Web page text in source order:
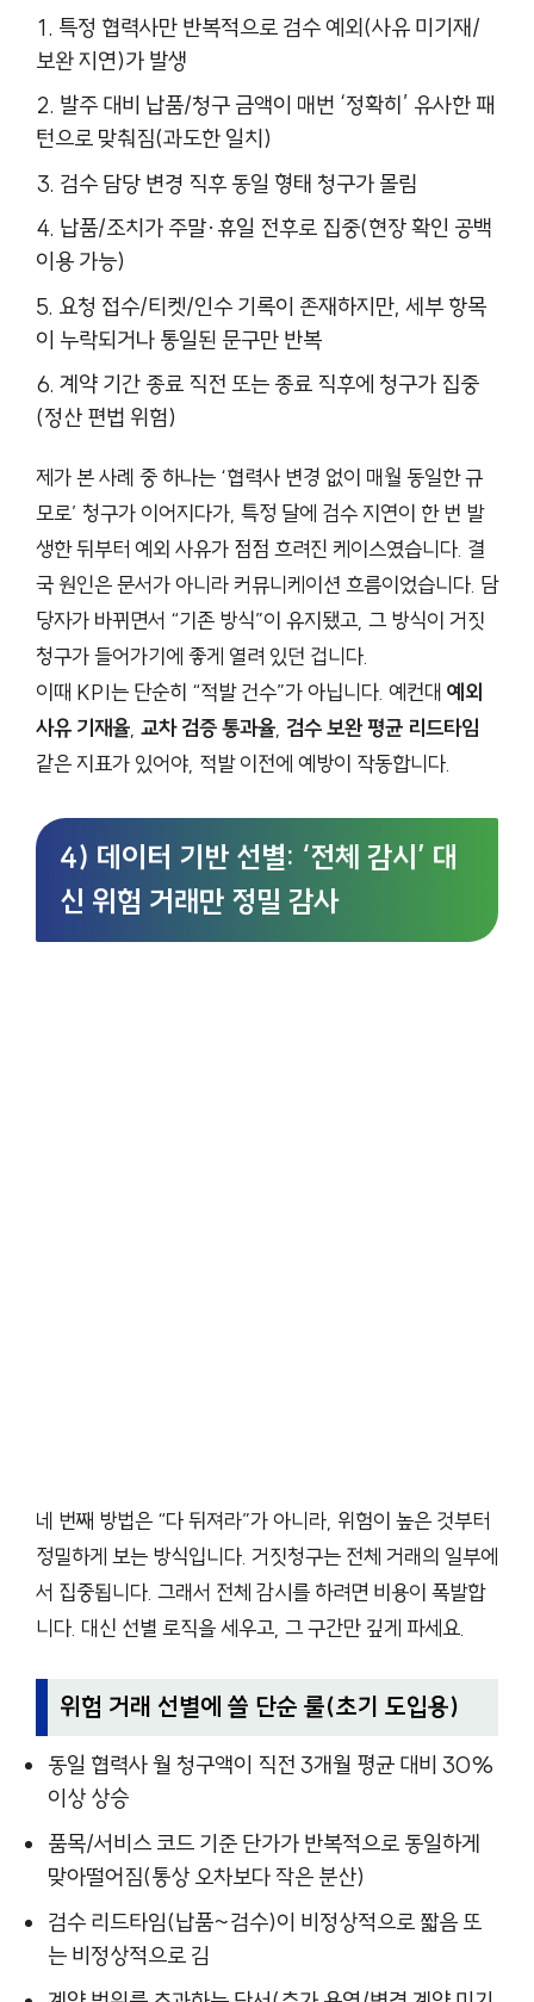
특정 협력사만 반복적으로 검수 예외(사유 미기재/
보완 지연)가 발생
발주 대비 납품/청구 금액이 매번 ‘정확히’ 유사한 패
턴으로 맞춰짐(과도한 일치)
검수 담당 변경 직후 동일 형태 청구가 몰림
납품/조치가 주말·휴일 전후로 집중(현장 확인 공백
이용 가능)
요청 접수/티켓/인수 기록이 존재하지만, 세부 항목
이 누락되거나 통일된 문구만 반복
계약 기간 종료 직전 또는 종료 직후에 청구가 집중
(정산 편법 위험)
제가 본 사례 중 하나는 ‘협력사 변경 없이 매월 동일한 규
모로’ 청구가 이어지다가, 특정 달에 검수 지연이 한 번 발
생한 뒤부터 예외 사유가 점점 흐려진 케이스였습니다. 결
국 원인은 문서가 아니라 커뮤니케이션 흐름이었습니다. 담
당자가 바뀌면서 “기존 방식”이 유지됐고, 그 방식이 거짓
청구가 들어가기에 좋게 열려 있던 겁니다.
이때 KPI는 단순히 “적발 건수”가 아닙니다. 예컨대 예외
사유 기재율, 교차 검증 통과율, 검수 보완 평균 리드타임
같은 지표가 있어야, 적발 이전에 예방이 작동합니다.
4) 데이터 기반 선별: ‘전체 감시’ 대
신 위험 거래만 정밀 감사
네 번째 방법은 “다 뒤져라”가 아니라, 위험이 높은 것부터
정밀하게 보는 방식입니다. 거짓청구는 전체 거래의 일부에
서 집중됩니다. 그래서 전체 감시를 하려면 비용이 폭발합
니다. 대신 선별 로직을 세우고, 그 구간만 깊게 파세요.
위험 거래 선별에 쓸 단순 룰(초기 도입용)
동일 협력사 월 청구액이 직전 3개월 평균 대비 30%
이상 상승
품목/서비스 코드 기준 단가가 반복적으로 동일하게
맞아떨어짐(통상 오차보다 작은 분산)
검수 리드타임(납품~검수)이 비정상적으로 짧음 또
는 비정상적으로 김